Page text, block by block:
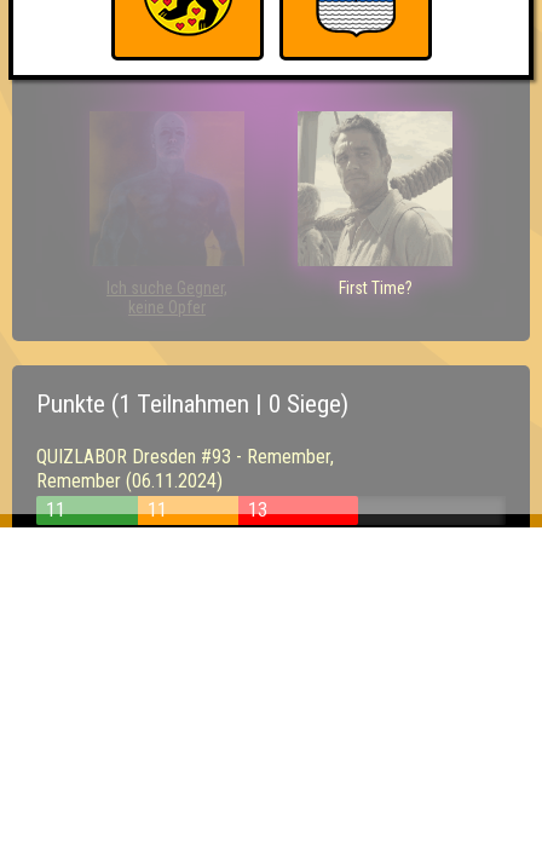
Ich suche Gegner,
keine Opfer
First Time?
Punkte (1 Teilnahmen | 0 Siege)
QUIZLABOR Dresden #93 - Remember,
Remember (06.11.2024)
11
11 13